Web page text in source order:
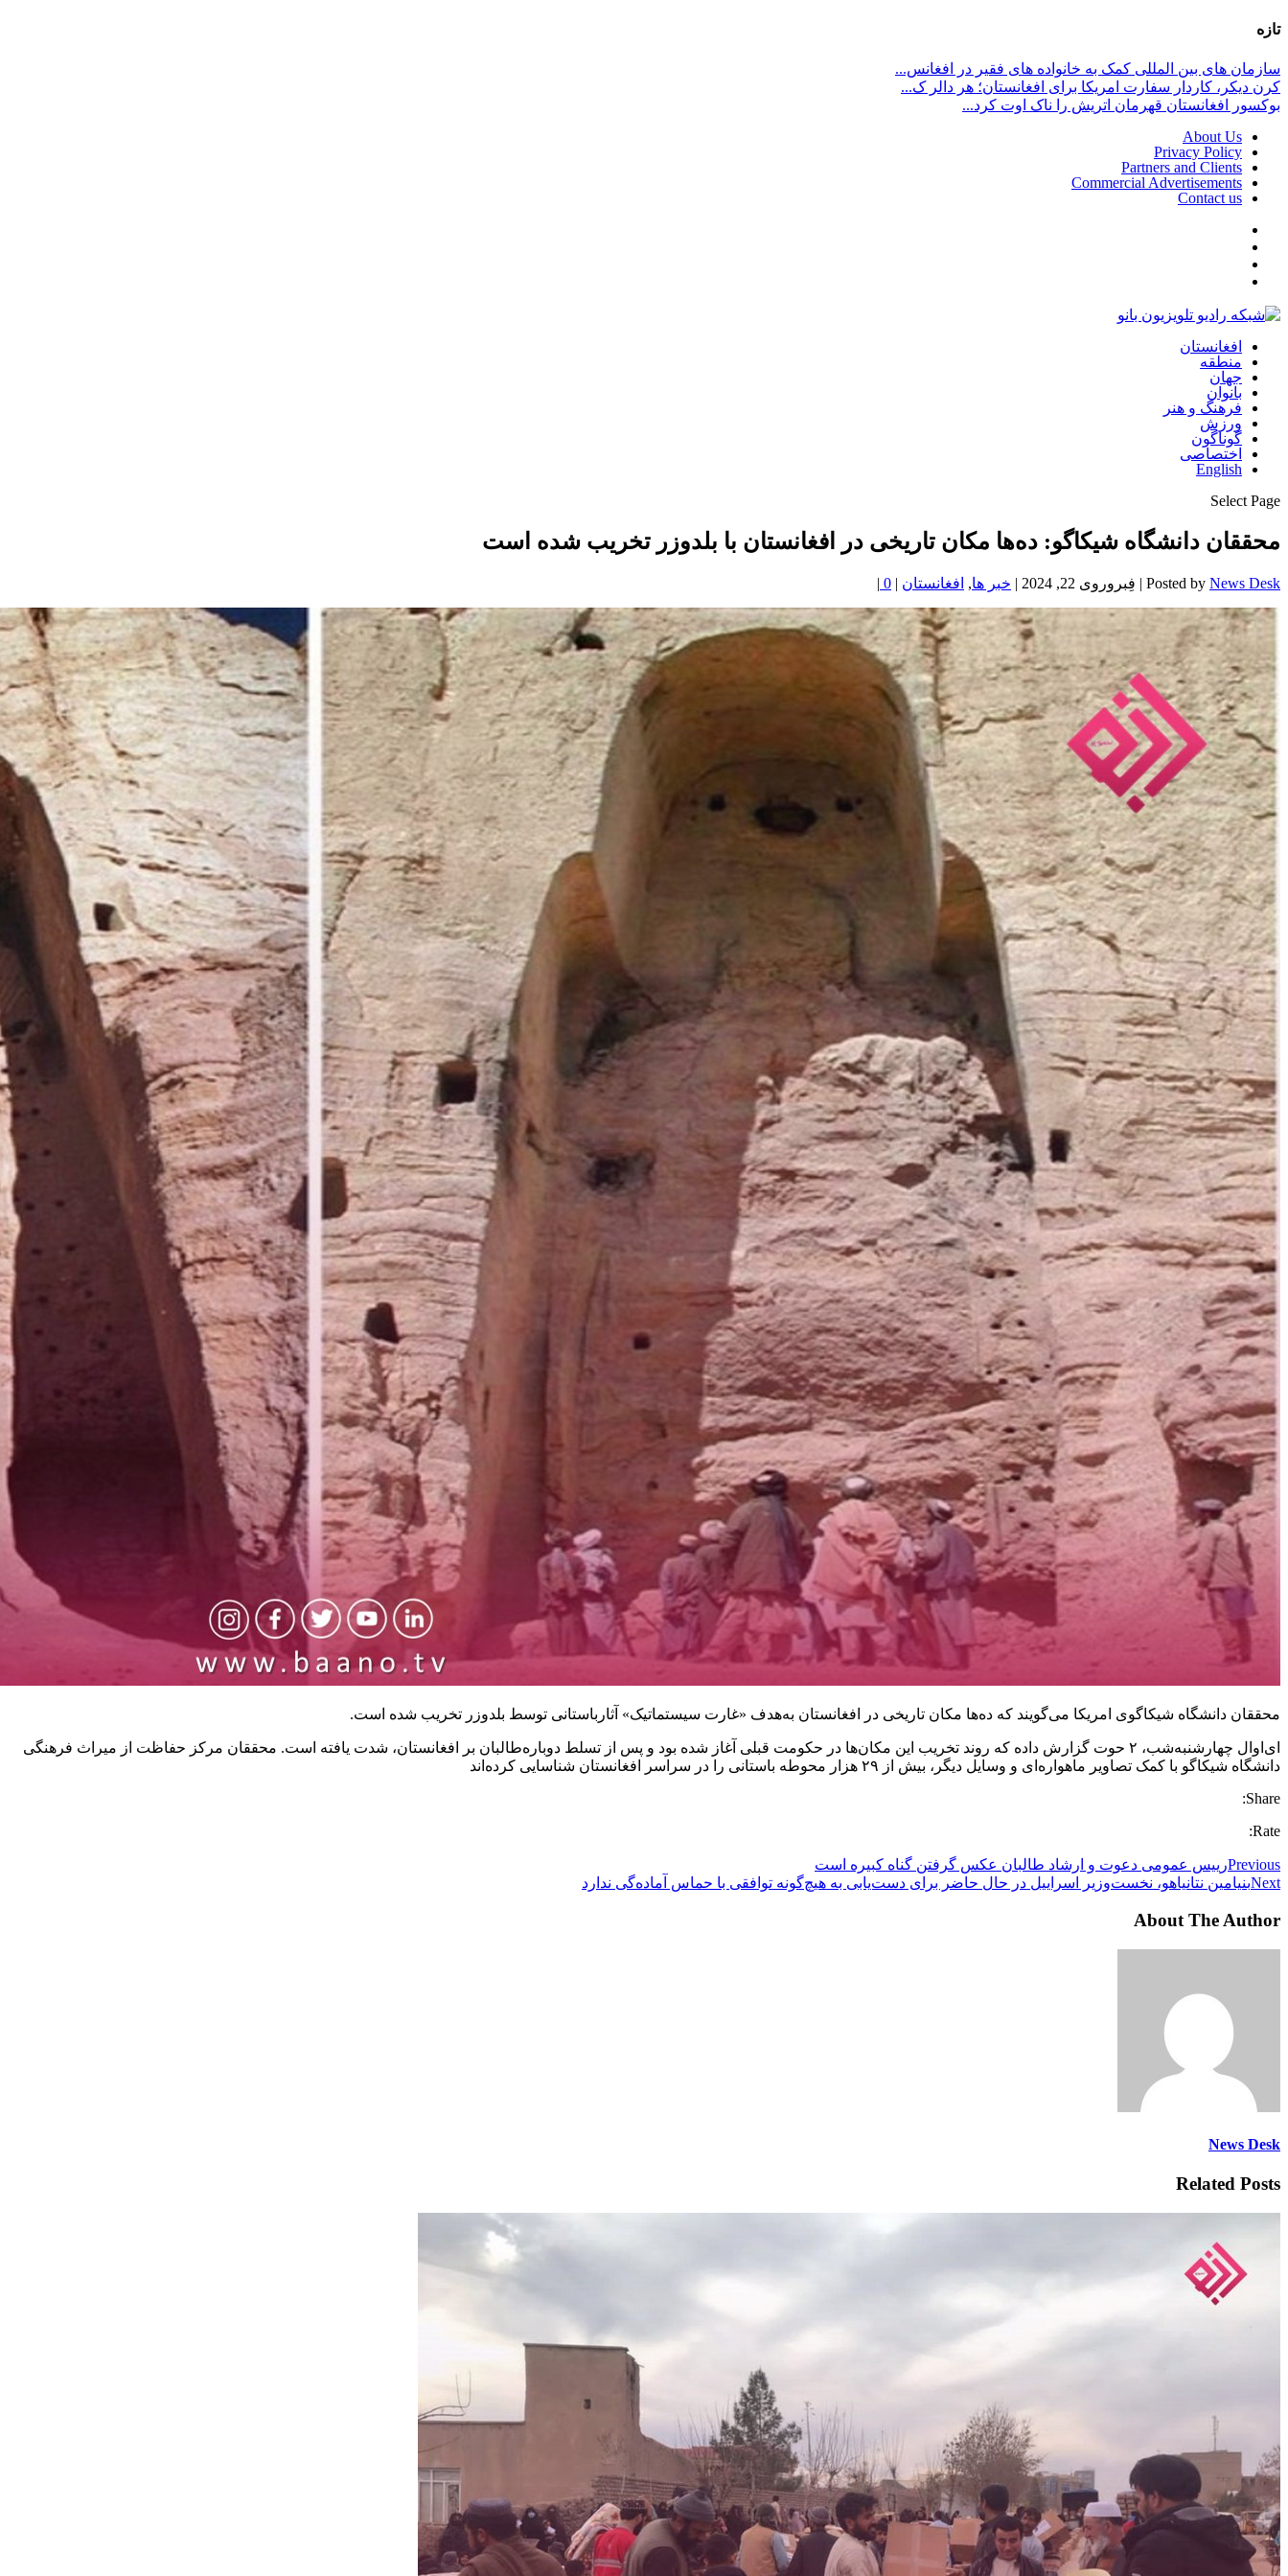
تازه
سازمان های بین المللی کمک به خانواده های فقیر در افغانس...
کرن دیکر، کاردار سفارت امریکا برای افغانستان؛ هر دالر ک...
بوکسور افغانستان قهرمان اتریش را ناک اوت کرد...
About Us
Privacy Policy
Partners and Clients
Commercial Advertisements
Contact us
افغانستان
منطقه
جهان
بانوان
فرهنگ و هنر
ورزش
گوناگون
اختصاصی
English
Select Page
محققان دانشگاه شیکاگو: ده‌ها مکان تاریخی در افغانستان با بلدوزر تخریب شده‌ است
Posted by News Desk
| فِبروروی 22, 2024 | خبر ها, افغانستان |
0
|
محققان دانشگاه شیکاگوی امریکا می‌گویند که ده‌ها مکان تاریخی در افغانستان به‌هدف «غارت سیستماتیک» آثارباستانی توسط بلدوزر تخریب شده است.
ای‌اوال چهارشنبه‌شب، ۲ حوت گزارش داده که روند تخریب این مکان‌ها در حکومت قبلی آغاز شده بود و پس از تسلط دوباره‌طالبان بر افغانستان، شدت یافته است. محققان مرکز حفاظت از میراث فرهنگی
دانشگاه شیکاگو با کمک تصاویر ماهواره‌ای و وسایل دیگر، بیش از ۲۹ هزار محوطه باستانی را در سراسر افغانستان شناسایی کرده‌اند
Share:
Rate:
Previousرییس عمومی دعوت و ارشاد طالبان عکس گرفتن گناه کبیره است
Nextبنیامین نتانیاهو، نخست‌وزیر اسراییل در حال حاضر برای دست‌یابی به هیچ‌گونه توافقی با حماس آماده‌گی ندارد
About The Author
News Desk
Related Posts